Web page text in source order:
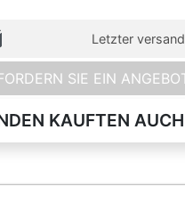
Letzter
SIE EIN
KAUFTEN AUCH